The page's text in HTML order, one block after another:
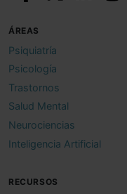
ÁREAS
Psiquiatría
Psicología
Trastornos
Salud Mental
Neurociencias
Inteligencia Artificial
RECURSOS